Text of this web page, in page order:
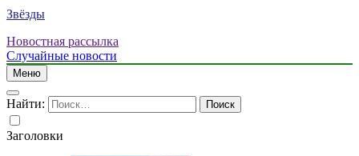
Звёзды
Новостная рассылка
Случайные новости
Меню
Найти:
Заголовки